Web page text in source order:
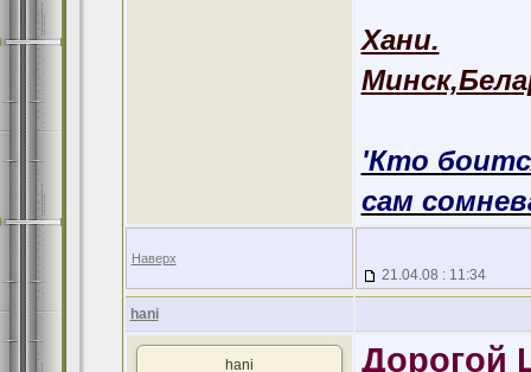
Хани.
'Кто
сам
Наверх
21.04.08 : 11:34
hani
hani Дорогой